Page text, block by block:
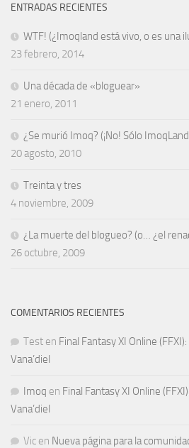
ENTRADAS RECIENTES
WTF! (¿Imoqland está vivo, o es una
23 febrero, 2014
Una década de «bloguear»
21 enero, 2011
¿Se murió Imoq? (¡No! Sólo
20 agosto, 2010
Treinta y tres
4 noviembre, 2009
¿La muerte del blogueo? (o… ¿el
26 octubre, 2009
COMENTARIOS RECIENTES
Test en Final Fantasy XI Online
Vana’diel
Imoq en Final Fantasy XI Online
Vana’diel
Vic en Nueva página para la